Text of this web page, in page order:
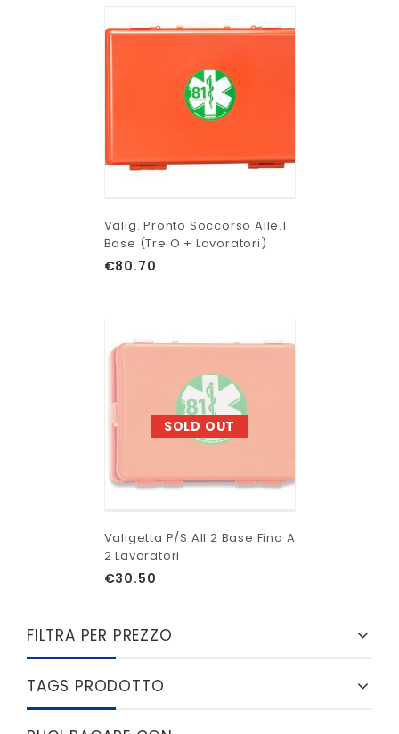
Valig. Pronto Soccorso Alle.1
Base (tre O + Lavoratori)
€80.70
SOLD OUT
Valigetta P/s All.2 Base Fino A
2 Lavoratori
€30.50
FILTRA PER PREZZO
TAGS PRODOTTO